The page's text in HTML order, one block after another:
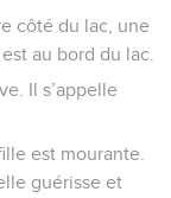
côté du lac, une
au bord du lac.
Il s’appelle
est mourante.
guérisse et